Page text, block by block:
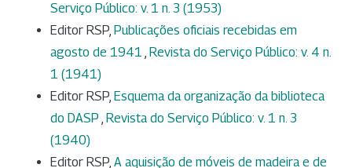
Serviço Público: v. 1 n. 3 (1953)
Editor RSP, Publicações oficiais recebidas em
agosto de 1941 , Revista do Serviço Público: v. 4 n.
1 (1941)
Editor RSP, Esquema da organização da biblioteca
do DASP , Revista do Serviço Público: v. 1 n. 3
(1940)
Editor RSP, A aquisição de móveis de madeira e de